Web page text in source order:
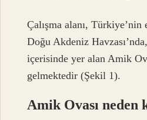
Çalışma alanı, Türkiye’nin
Doğu Akdeniz
içerisinde yer alan Amik
gelmektedir (Şekil 1).
Amik Ovası neden